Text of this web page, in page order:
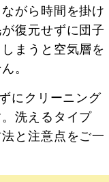
がら時間を掛け
復元せずに団子
まうと空気層を
。
にクリーニング
洗えるタイプ
と注意点をご一